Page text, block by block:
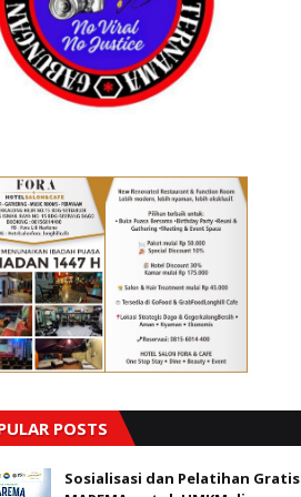
POSTS
Sosialisasi dan Pelatihan Gratis